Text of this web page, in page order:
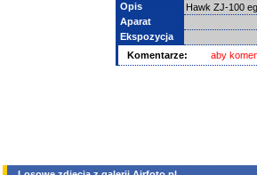
Opis
Hawk ZJ-100
Aparat
Ekspozycja
Komentarze:
aby